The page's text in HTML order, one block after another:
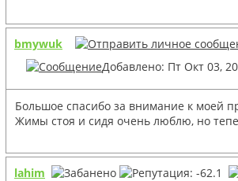
bmywuk
Добавлено: Пт Окт 03,
Большое спасибо за внимание к моей
Жимы стоя и сидя очень люблю, но
lahim